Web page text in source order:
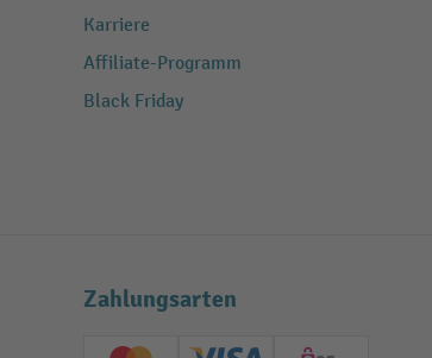
Karriere
Affiliate-Programm
Black Friday
Zahlungsarten